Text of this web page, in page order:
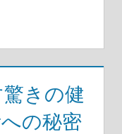
きの健
の秘密